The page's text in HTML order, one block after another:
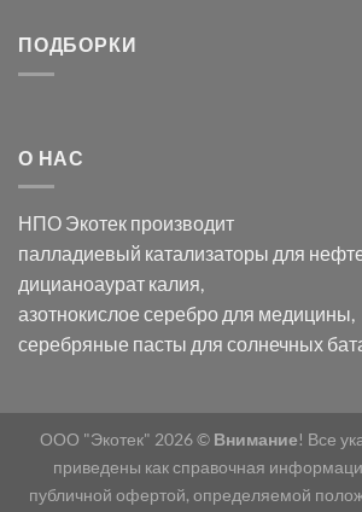
оксида
в
электролите
калий
дицианоаурат–
гексацианоферрата
ПОДБОРКИ
О НАС
НПО Экотек производит
палладиевый катализаторы для
дицианоаурат калия,
азотнокислое серебро для медицины,
серебряные пасты для солнечных
ООО "Экотек" 2026 © Внимание! Все
приведены как справочная
публичной офертой, определяемой